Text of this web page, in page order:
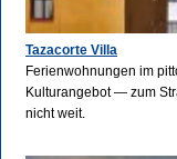
Tazacorte Villa
Ferienwohnungen im
Kulturangebot — zum
nicht weit.